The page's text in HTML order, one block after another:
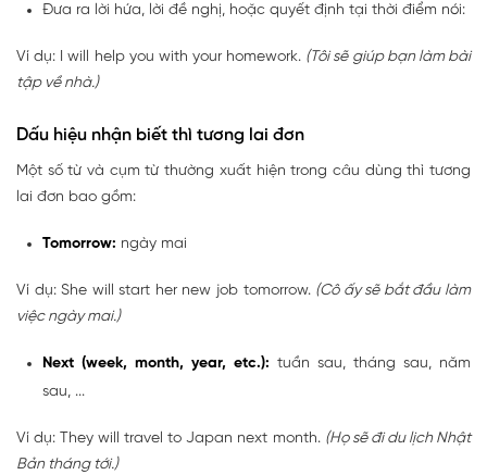
Đưa ra lời hứa, lời đề nghị, hoặc quyết định tại thời điểm nói:
Ví dụ: I will help you with your homework. (Tôi sẽ giúp bạn làm bài
tập về nhà.)
Dấu hiệu nhận biết thì tương lai đơn
Một số từ và cụm từ thường xuất hiện trong câu dùng thì tương
lai đơn bao gồm:
Tomorrow: ngày mai
Ví dụ: She will start her new job tomorrow. (Cô ấy sẽ bắt đầu làm
việc ngày mai.)
Next (week, month, year, etc.): tuần sau, tháng sau, năm
sau, ...
Ví dụ: They will travel to Japan next month. (Họ sẽ đi du lịch Nhật
Bản tháng tới.)